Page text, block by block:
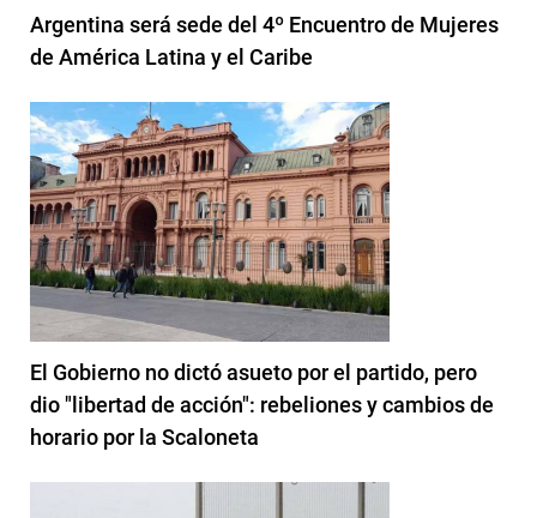
Argentina será sede del 4º Encuentro de Mujeres
de América Latina y el Caribe
El Gobierno no dictó asueto por el partido, pero
dio "libertad de acción": rebeliones y cambios de
horario por la Scaloneta